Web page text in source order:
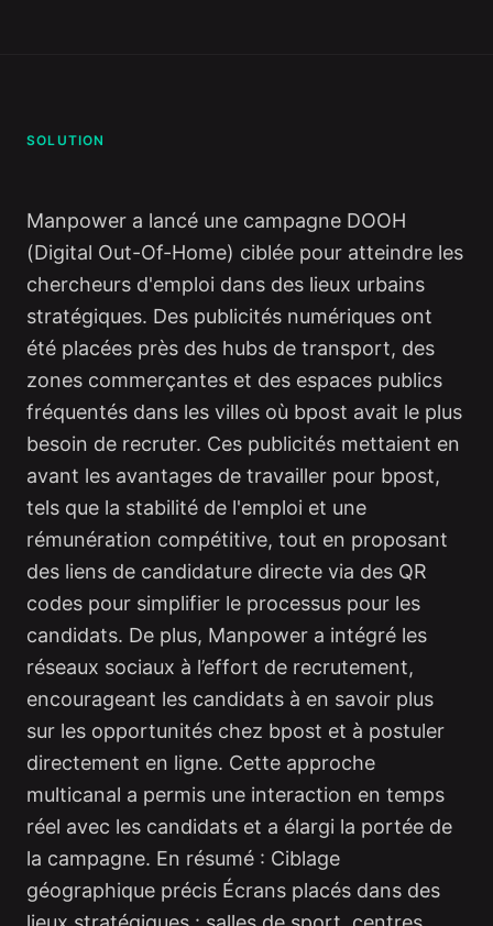
SOLUTION
Manpower a lancé une campagne DOOH
(Digital Out-Of-Home) ciblée pour atteindre les
chercheurs d'emploi dans des lieux urbains
stratégiques. Des publicités numériques ont
été placées près des hubs de transport, des
zones commerçantes et des espaces publics
fréquentés dans les villes où bpost avait le plus
besoin de recruter. Ces publicités mettaient en
avant les avantages de travailler pour bpost,
tels que la stabilité de l'emploi et une
rémunération compétitive, tout en proposant
des liens de candidature directe via des QR
codes pour simplifier le processus pour les
candidats. De plus, Manpower a intégré les
réseaux sociaux à l’effort de recrutement,
encourageant les candidats à en savoir plus
sur les opportunités chez bpost et à postuler
directement en ligne. Cette approche
multicanal a permis une interaction en temps
réel avec les candidats et a élargi la portée de
la campagne. En résumé : Ciblage
géographique précis Écrans placés dans des